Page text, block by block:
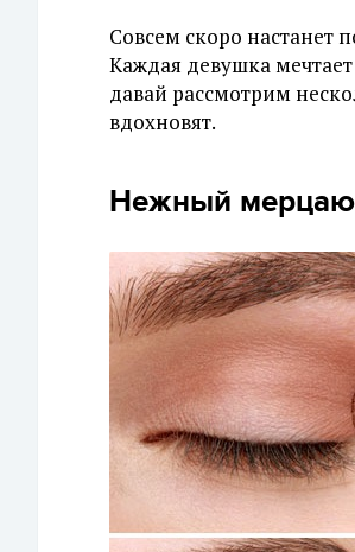
Совсем скоро настанет
Каждая девушка
давай рассмотрим
вдохновят.
Нежный